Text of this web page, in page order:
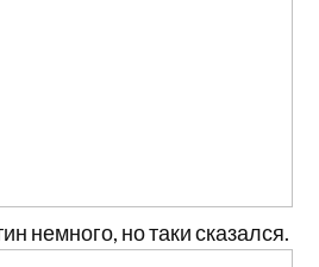
немного, но таки сказался.